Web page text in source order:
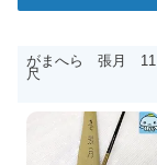
がまへら 張月 11
尺